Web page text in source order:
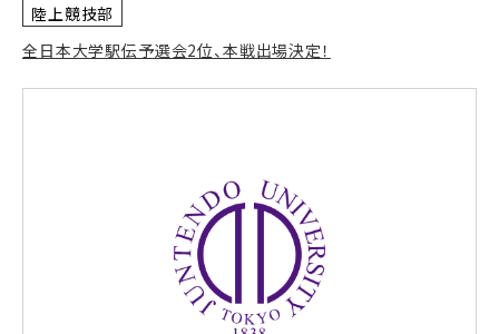
陸上競技部
全日本大学駅伝予選会2位、本戦出場決定！